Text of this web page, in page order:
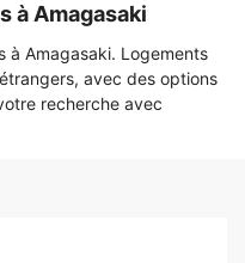
à Amagasaki
à Amagasaki. Logements
avec des options
recherche avec